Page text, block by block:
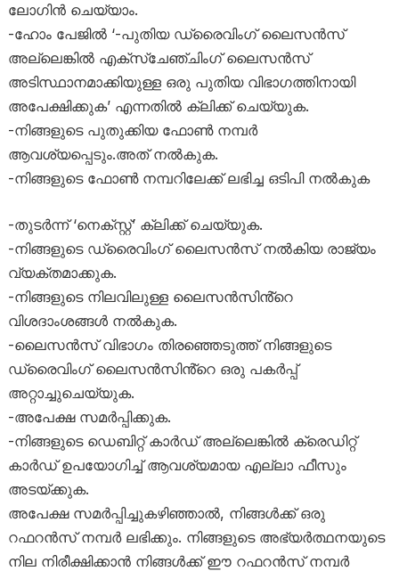
ലോഗിൻ ചെയ്യാം.
-ഹോം പേജിൽ ‘-പുതിയ ഡ്രൈവിംഗ് ലൈസൻസ്
അല്ലെങ്കിൽ എക്‌സ്‌ചേഞ്ചിംഗ് ലൈസൻസ്
അടിസ്ഥാനമാക്കിയുള്ള ഒരു പുതിയ വിഭാഗത്തിനായി
അപേക്ഷിക്കുക’ എന്നതിൽ ക്ലിക്ക് ചെയ്യുക.
-നിങ്ങളുടെ പുതുക്കിയ ഫോൺ നമ്പർ
ആവശ്യപ്പെടും.അത് നൽകുക.
-നിങ്ങളുടെ ഫോൺ നമ്പറിലേക്ക് ലഭിച്ച ഒടിപി നൽകുക
-തുടർന്ന് ‘നെക്സ്റ്റ്’ ക്ലിക്ക് ചെയ്യുക.
-നിങ്ങളുടെ ഡ്രൈവിംഗ് ലൈസൻസ് നൽകിയ രാജ്യം
വ്യക്തമാക്കുക.
-നിങ്ങളുടെ നിലവിലുള്ള ലൈസൻസിൻ്റെ
വിശദാംശങ്ങൾ നൽകുക.
-ലൈസൻസ് വിഭാഗം തിരഞ്ഞെടുത്ത് നിങ്ങളുടെ
ഡ്രൈവിംഗ് ലൈസൻസിൻ്റെ ഒരു പകർപ്പ്
അറ്റാച്ചുചെയ്യുക.
-അപേക്ഷ സമർപ്പിക്കുക.
-നിങ്ങളുടെ ഡെബിറ്റ് കാർഡ് അല്ലെങ്കിൽ ക്രെഡിറ്റ്
കാർഡ് ഉപയോഗിച്ച് ആവശ്യമായ എല്ലാ ഫീസും
അടയ്ക്കുക.
അപേക്ഷ സമർപ്പിച്ചുകഴിഞ്ഞാൽ, നിങ്ങൾക്ക് ഒരു
റഫറൻസ് നമ്പർ ലഭിക്കും. നിങ്ങളുടെ അഭ്യർത്ഥനയുടെ
നില നിരീക്ഷിക്കാൻ നിങ്ങൾക്ക് ഈ റഫറൻസ് നമ്പർ